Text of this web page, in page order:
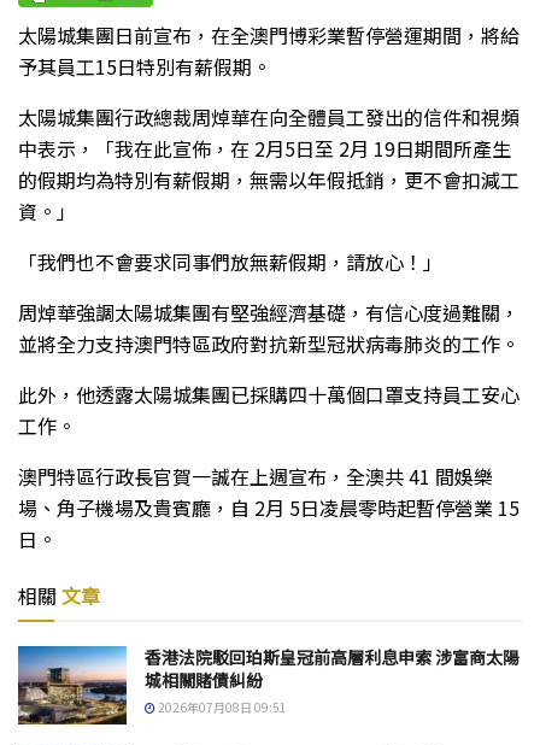
太陽城集團日前宣布，在全澳門博彩業暫停營運期間，將給
予其員工15日特別有薪假期。
太陽城集團行政總裁周焯華在向全體員工發出的信件和視頻
中表示，「我在此宣佈，在 2月5日至 2月 19日期間所產生
的假期均為特別有薪假期，無需以年假抵銷，更不會扣減工
資。」
「我們也不會要求同事們放無薪假期，請放心！」
周焯華強調太陽城集團有堅強經濟基礎，有信心度過難關，
並將全力支持澳門特區政府對抗新型冠狀病毒肺炎的工作。
此外，他透露太陽城集團已採購四十萬個口罩支持員工安心
工作。
澳門特區行政長官賀一誠在上週宣布，全澳共 41 間娛樂
場、角子機場及貴賓廳，自 2月 5日凌晨零時起暫停營業 15
日。
相關 文章
香港法院駁回珀斯皇冠前高層利息申索 涉富商太陽
城相關賭債糾紛
2026年07月08日 09:51